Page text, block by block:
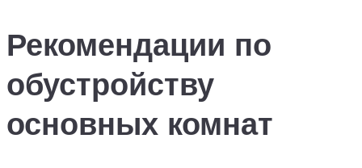
Рекомендации по
обустройству
основных комнат